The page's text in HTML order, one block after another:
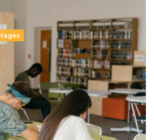
une dérive qui met à mal la
régulation de l’enseignement
lumière l’amplification d’un système
au superfétatoire, voire à…